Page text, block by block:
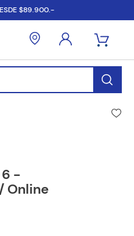
$89.900.-
6 -
Online